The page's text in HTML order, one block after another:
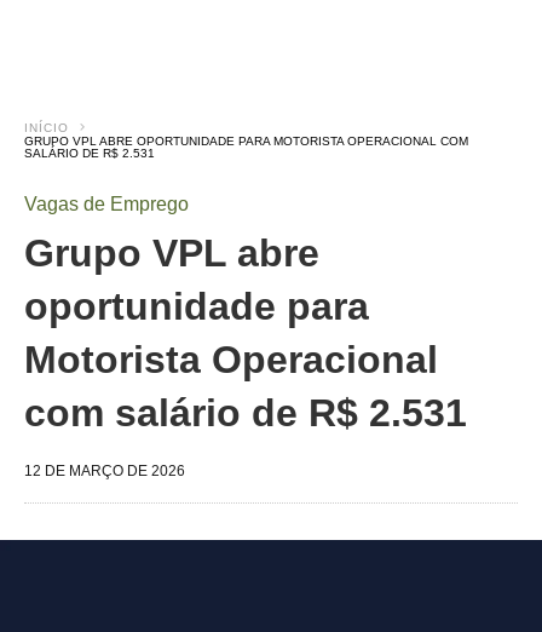
INÍCIO
GRUPO VPL ABRE OPORTUNIDADE PARA MOTORISTA OPERACIONAL COM
SALÁRIO DE R$ 2.531
Vagas de Emprego
Grupo VPL abre
oportunidade para
Motorista Operacional
com salário de R$ 2.531
12 DE MARÇO DE 2026